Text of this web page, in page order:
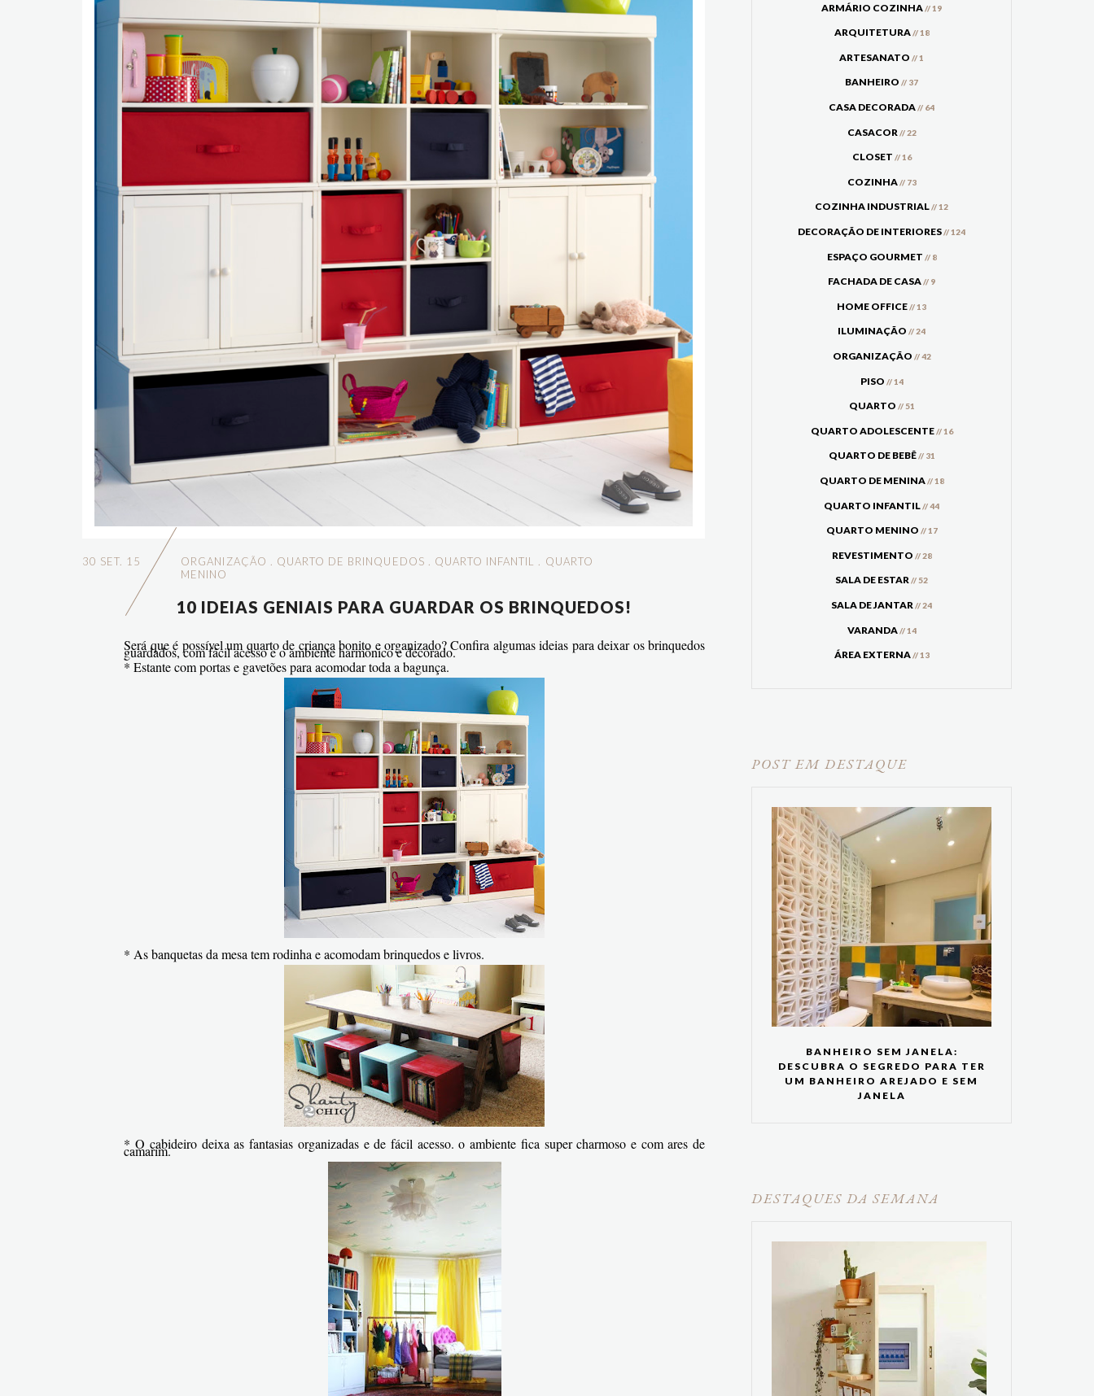
30 SET. 15 ORGANIZAÇÃO QUARTO DE BRINQUEDOS QUARTO INFANTIL
QUARTO
MENINO
10 IDEIAS GENIAIS PARA GUARDAR OS BRINQUEDOS!
Será que é possível um quarto de criança bonito e organizado? Confira algumas ideias para deixar os brinquedos
guardados, com fácil acesso e o ambiente harmônico e decorado.
* Estante com portas e gavetões para acomodar toda a bagunça.
* As banquetas da mesa tem rodinha e acomodam brinquedos e livros.
* O cabideiro deixa as fantasias organizadas e de fácil acesso. o ambiente fica super charmoso e com ares de
camarim.
ARMÁRIO COZINHA// 19
ARQUITETURA// 18
ARTESANATO// 1
BANHEIRO// 37
CASA DECORADA// 64
CASACOR // 22
CLOSET // 16
COZINHA// 73
COZINHA INDUSTRIAL// 12
DECORAÇÃO DE INTERIORES// 124
ESPAÇO GOURMET // 8
FACHADA DE CASA// 9
HOME OFFICE// 13
ILUMINAÇÃO// 24
ORGANIZAÇÃO // 42
PISO // 14
QUARTO // 51
QUARTO ADOLESCENTE// 16
QUARTO DE BEBÊ// 31
QUARTO DE MENINA// 18
QUARTO INFANTIL// 44
QUARTO MENINO // 17
REVESTIMENTO // 28
SALA DE ESTAR// 52
SALA DE JANTAR// 24
VARANDA// 14
ÁREA EXTERNA// 13
POST EM DESTAQUE
BANHEIRO SEM JANELA:
DESCUBRA O SEGREDO PARA TER
UM BANHEIRO AREJADO E SEM
JANELA
DESTAQUES DA SEMANA